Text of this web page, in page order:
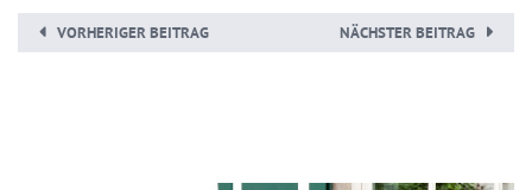
VORHERIGER BEITRAG NÄCHSTER BEITRAG